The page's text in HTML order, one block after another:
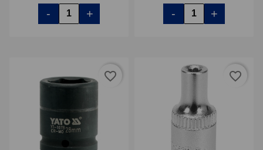
- + - +
favorite_border favorite_border